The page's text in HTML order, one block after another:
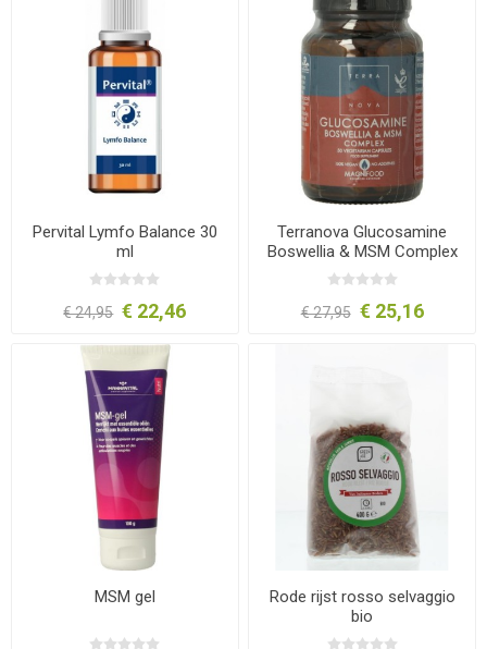
Pervital Lymfo Balance 30
ml
€ 24,95 € 22,46
Terranova Glucosamine
Boswellia & MSM Complex
50 capsules
€ 27,95 € 25,16
MSM gel
Rode rijst rosso selvaggio
bio